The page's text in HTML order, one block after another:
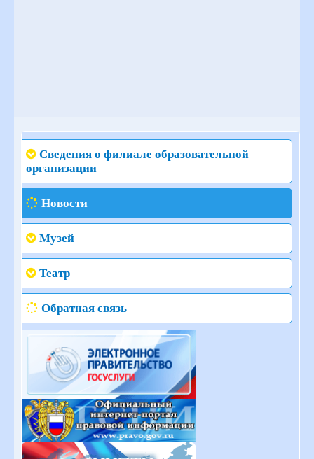
Сведения о филиале образовательной
организации
Новости
Музей
Театр
Обратная связь